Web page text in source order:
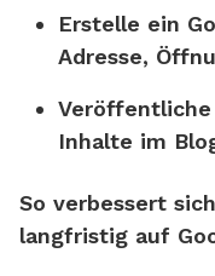
Erstelle ein
Adresse,
Inhalte im
So verbessert
langfristig auf